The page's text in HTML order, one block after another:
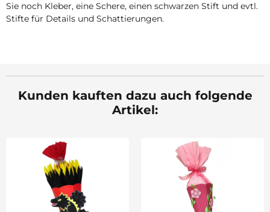
Sie noch Kleber, eine Schere, einen schwarzen Stift und evtl.
Stifte für Details und Schattierungen.
Kunden kauften dazu auch folgende
Artikel: